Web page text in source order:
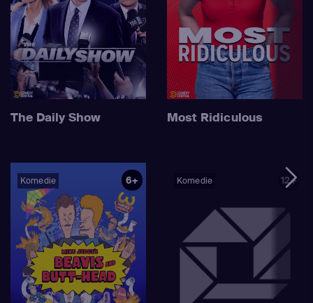
The Daily Show Most Ridiculous
Komedie 6+ Komedie 12+